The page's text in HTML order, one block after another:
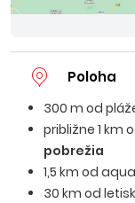
Poloha
300 m od
približne 1 km
pobrežia
1,5 km od
30 km od